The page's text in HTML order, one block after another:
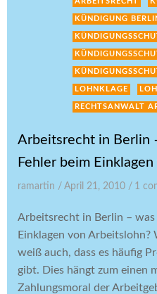
KÜNDIGUNG
LOHNKLAGE
RECHTSANWALT
Arbeitsrecht in Berlin
Fehler beim
ramartin / April 21, 2010 / 1
Arbeitsrecht in Berlin – was
Einklagen von
weiß auch, dass es häufig
gibt. Dies hängt zum einen
Zahlungsmoral der